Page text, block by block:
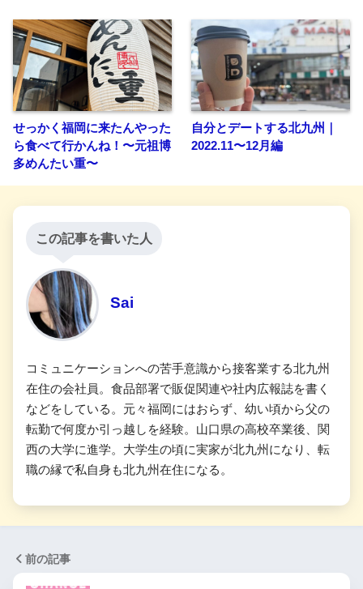
せっかく福岡に来たんやった
ら食べて行かんね！〜元祖博
多めんたい重〜
自分とデートする北九州｜
2022.11〜12月編
この記事を書いた人
Sai
コミュニケーションへの苦手意識から接客業する北九州
在住の会社員。食品部署で販促関連や社内広報誌を書く
などをしている。元々福岡にはおらず、幼い頃から父の
転勤で何度か引っ越しを経験。山口県の高校卒業後、関
西の大学に進学。大学生の頃に実家が北九州になり、転
職の縁で私自身も北九州在住になる。
前の記事